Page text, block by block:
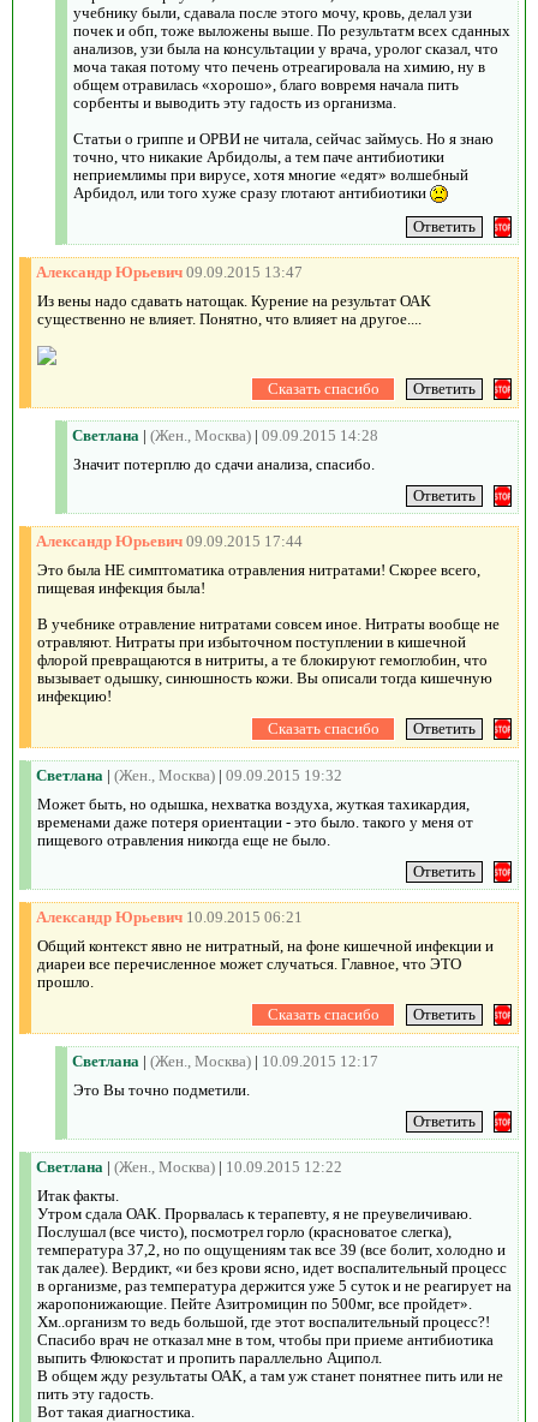
учебнику были, сдавала после этого мочу, кровь, делал узи
почек и обп, тоже выложены выше. По результатм всех сданных
анализов, узи была на консультации у врача, уролог сказал, что
моча такая потому что печень отреагировала на химию, ну в
общем отравилась «хорошо», благо вовремя начала пить
сорбенты и выводить эту гадость из организма.
Статьи о гриппе и ОРВИ не читала, сейчас займусь. Но я знаю
точно, что никакие Арбидолы, а тем паче антибиотики
неприемлимы при вирусе, хотя многие «едят» волшебный
Арбидол, или того хуже сразу глотают антибиотики
Александр Юрьевич 09.09.2015 13:47
Из вены надо сдавать натощак. Курение на результат ОАК
существенно не влияет. Понятно, что влияет на другое....
Светлана | (Жен., Москва) | 09.09.2015 14:28
Значит потерплю до сдачи анализа, спасибо.
Александр Юрьевич 09.09.2015 17:44
Это была НЕ симптоматика отравления нитратами! Скорее всего,
пищевая инфекция была!
В учебнике отравление нитратами совсем иное. Нитраты вообще не
отравляют. Нитраты при избыточном поступлении в кишечной
флорой превращаются в нитриты, а те блокируют гемоглобин, что
вызывает одышку, синюшность кожи. Вы описали тогда кишечную
инфекцию!
Светлана | (Жен., Москва) | 09.09.2015 19:32
Может быть, но одышка, нехватка воздуха, жуткая тахикардия,
временами даже потеря ориентации - это было. такого у меня от
пищевого отравления никогда еще не было.
Александр Юрьевич 10.09.2015 06:21
Общий контекст явно не нитратный, на фоне кишечной инфекции и
диареи все перечисленное может случаться. Главное, что ЭТО
прошло.
Светлана | (Жен., Москва) | 10.09.2015 12:17
Это Вы точно подметили.
Светлана | (Жен., Москва) | 10.09.2015 12:22
Итак факты.
Утром сдала ОАК. Прорвалась к терапевту, я не преувеличиваю.
Послушал (все чисто), посмотрел горло (красноватое слегка),
температура 37,2, но по ощущениям так все 39 (все болит, холодно и
так далее). Вердикт, «и без крови ясно, идет воспалительный процесс
в организме, раз температура держится уже 5 суток и не реагирует на
жаропонижающие. Пейте Азитромицин по 500мг, все пройдет».
Хм..организм то ведь большой, где этот воспалительный процесс?!
Спасибо врач не отказал мне в том, чтобы при приеме антибиотика
выпить Флюкостат и пропить параллельно Аципол.
В общем жду результаты ОАК, а там уж станет понятнее пить или не
пить эту гадость.
Вот такая диагностика.